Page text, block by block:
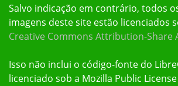
Salvo indicação em contrário, todos
imagens deste site estão licenciados
Creative Commons Attribution-Share
Isso não inclui o código-fonte do
licenciado sob a Mozilla Public License